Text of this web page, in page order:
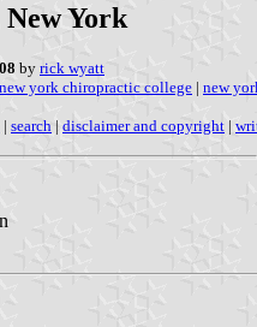
New York
by rick wyatt
new york chiropractic college | new
| search | disclaimer and copyright |